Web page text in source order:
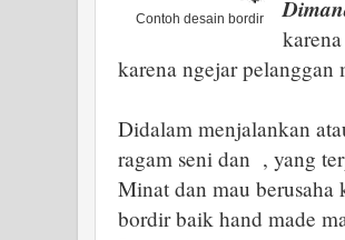
Contoh desain bordir
karena ngejar pelanggan
Didalam menjalankan
ragam seni dan , yang
Minat dan mau berusaha
bordir baik hand made